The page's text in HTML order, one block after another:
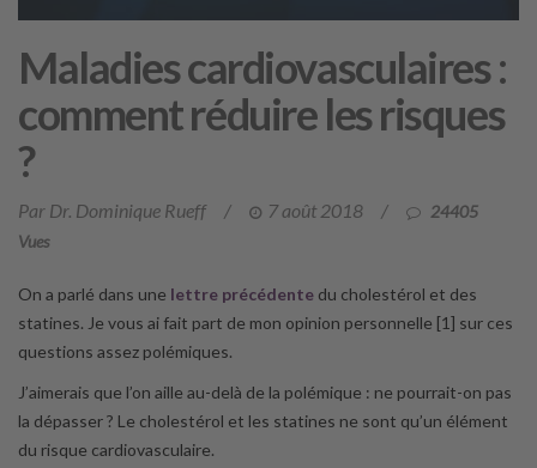
Maladies cardiovasculaires :
comment réduire les risques
?
Par Dr. Dominique Rueff / 7 août 2018 /
24405
Vues
On a parlé dans une lettre précédente du cholestérol et des
statines. Je vous ai fait part de mon opinion personnelle [1] sur ces
questions assez polémiques.
J’aimerais que l’on aille au-delà de la polémique : ne pourrait-on pas
la dépasser ? Le cholestérol et les statines ne sont qu’un élément
du risque cardiovasculaire.